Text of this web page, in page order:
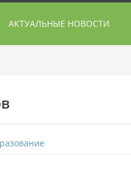
АКТУАЛЬНЫЕ НОВОСТИ